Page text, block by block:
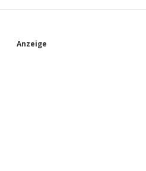
S
Anzeige